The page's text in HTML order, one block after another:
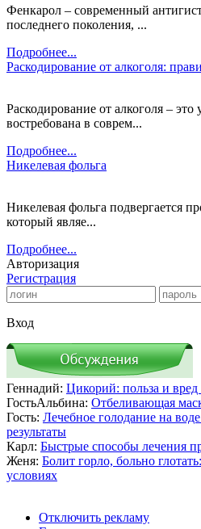
Фенкарол – современный
последнего поколения, ...
Подробнее...
Раскодирование от алкоголя:
Раскодирование от алкоголя – это
востребована в соврем...
Подробнее...
Никелевая фольга
Никелевая фольга подвергается
который являе...
Подробнее...
Авторизация
Регистрация
Вход
Геннадий: Цикорий: польза и
ГостьАльбина: Отбеливающая
Гость: Лечебное голодание на
результаты
Карл: Быстрые способы лечения
Женя: Болит горло, больно
условиях
Отключить рекламу